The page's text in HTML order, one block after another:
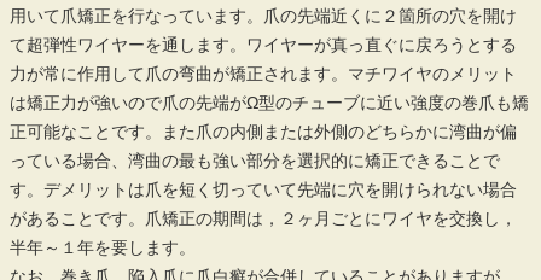
用いて爪矯正を行なっています。爪の先端近くに２箇所の穴を開け
て超弾性ワイヤーを通します。ワイヤーが真っ直ぐに戻ろうとする
力が常に作用して爪の弯曲が矯正されます。マチワイヤのメリット
は矯正力が強いので爪の先端がΩ型のチューブに近い強度の巻爪も矯
正可能なことです。また爪の内側または外側のどちらかに湾曲が偏
っている場合、湾曲の最も強い部分を選択的に矯正できることで
す。デメリットは爪を短く切っていて先端に穴を開けられない場合
があることです。爪矯正の期間は，２ヶ月ごとにワイヤを交換し，
半年～１年を要します。